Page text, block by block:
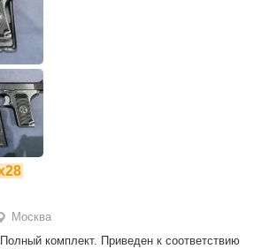
Москва
комплект. Приведен к соответствию